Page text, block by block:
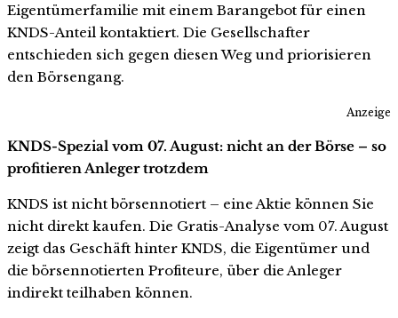
Eigentümerfamilie mit einem Barangebot für einen
KNDS-Anteil kontaktiert. Die Gesellschafter
entschieden sich gegen diesen Weg und priorisieren
den Börsengang.
Anzeige
KNDS-Spezial vom 07. August: nicht an der Börse – so
profitieren Anleger trotzdem
KNDS ist nicht börsennotiert – eine Aktie können Sie
nicht direkt kaufen. Die Gratis-Analyse vom 07. August
zeigt das Geschäft hinter KNDS, die Eigentümer und
die börsennotierten Profiteure, über die Anleger
indirekt teilhaben können.